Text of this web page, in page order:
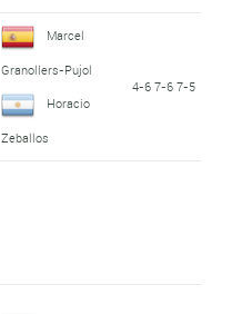
Marcel
Granollers-Pujol
Horacio
Zeballos
4-6 7-6 7-5